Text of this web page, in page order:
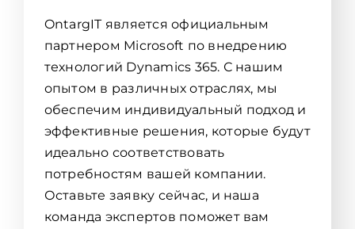
OntargIT является официальным
партнером Microsoft по внедрению
технологий Dynamics 365. С нашим
опытом в различных отраслях, мы
обеспечим индивидуальный подход и
эффективные решения, которые будут
идеально соответствовать
потребностям вашей компании.
Оставьте заявку сейчас, и наша
команда экспертов поможет вам